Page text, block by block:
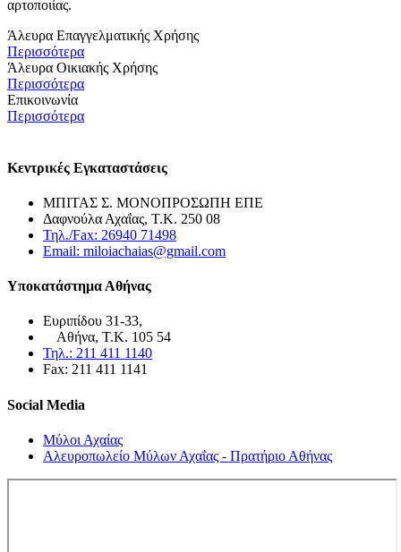
αρτοποιίας.
Άλευρα Επαγγελματικής Χρήσης
Περισσότερα
Άλευρα Οικιακής Χρήσης
Περισσότερα
Επικοινωνία
Περισσότερα
Κεντρικές Εγκαταστάσεις
ΜΠΙΤΑΣ Σ. ΜΟΝΟΠΡΟΣΩΠΗ ΕΠΕ
Δαφνούλα Αχαΐας, Τ.Κ. 250 08
Τηλ./Fax: 26940 71498
Email: miloiachaias@gmail.com
Υποκατάστημα Αθήνας
Ευριπίδου 31-33,
Αθήνα, Τ.Κ. 105 54
Τηλ.: 211 411 1140
Fax: 211 411 1141
Social Media
Μύλοι Αχαίας
Αλευροπωλείο Μύλων Αχαΐας - Πρατήριο Αθήνας